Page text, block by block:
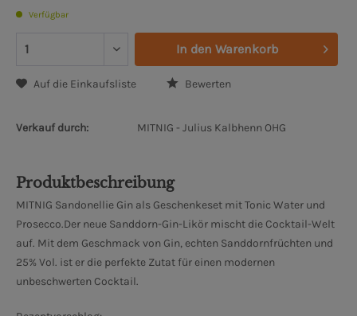
Verfügbar
In den Warenkorb
Auf die Einkaufsliste Bewerten
Verkauf durch: MITNIG - Julius Kalbhenn OHG
Produktbeschreibung
MITNIG Sandonellie Gin als Geschenkeset mit Tonic Water und
Prosecco.Der neue Sanddorn-Gin-Likör mischt die Cocktail-Welt
auf. Mit dem Geschmack von Gin, echten Sanddornfrüchten und
25% Vol. ist er die perfekte Zutat für einen modernen
unbeschwerten Cocktail.